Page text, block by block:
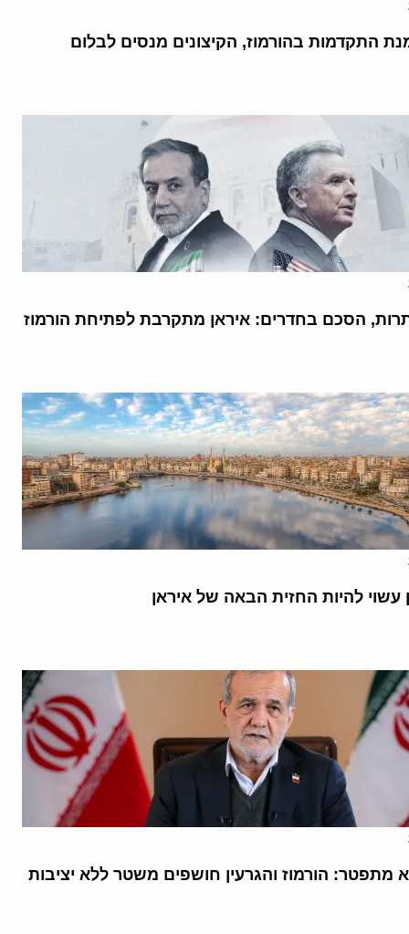
התקדמות בהורמוז, הקיצונים מנסים לבלום
הסכם בחדרים: איראן מתקרבת לפתיחת הורמוז
עשוי להיות החזית הבאה של איראן
מתפטר: הורמוז והגרעין חושפים משטר ללא יציבות